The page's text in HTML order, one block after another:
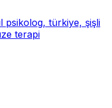
psikolog, türkiye, şişli
terapi